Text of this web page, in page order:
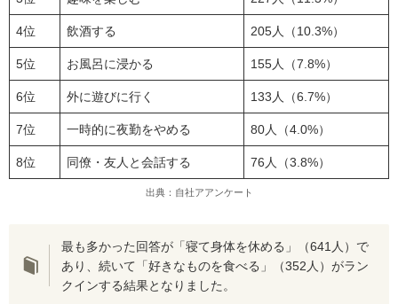
4位 飲酒する 205人（10.3%）
5位 お風呂に浸かる 155人（7.8%）
6位 外に遊びに行く 133人（6.7%）
7位 一時的に夜勤をやめる 80人（4.0%）
8位 同僚・友人と会話する 76人（3.8%）
出典：自社アアンケート
最も多かった回答が「寝て身体を休める」（641人）で
あり、続いて「好きなものを食べる」（352人）がラン
クインする結果となりました。